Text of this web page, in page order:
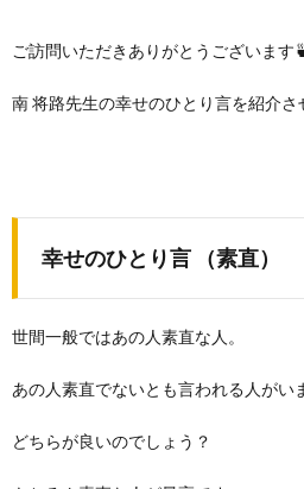
ご訪問いただきありがとうございます
南 将路先生の幸せのひとり言を紹介さ
幸せのひとり言 （素直）
世間一般ではあの人素直な人。
あの人素直でないとも言われる人がい
どちらが良いのでしょう？